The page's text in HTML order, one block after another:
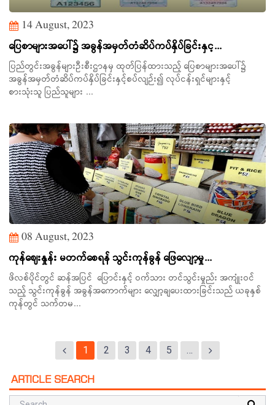
14 August, 2023
ပြေစာများအပေါ်၌ အခွန်အမှတ်တံဆိပ်ကပ်နှိပ်ခြင်းနှင့...
ပြည်တွင်းအခွန်များဦးစီးဌာနမှ ထုတ်ပြန်ထားသည့် ပြေစာများအပေါ်၌
အခွန်အမှတ်တံဆိပ်ကပ်နှိပ်ခြင်းနှင့်စပ်လျဉ်း၍ လုပ်ငန်းရှင်များနှင့်
စားသုံးသူ ပြည်သူများ ...
08 August, 2023
ကုန်ဈေးနှုန်း မတက်စေရန် သွင်းကုန်ခွန် ဖြေလျော့မှု...
ဖိလစ်ပိုင်တွင် ဆန်အပြင် ပြောင်းနှင့် ဝက်သား တင်သွင်းမှုည်း အကျုံးဝင်
သည့် သွင်းကုန်ခွန် အခွန်အကောက်များ လျှော့ချ‌ပေးထားခြင်းသည် ယခုနှစ်
ကုန်တွင် သက်တမ...
1 2 3 4 5 …
ARTICLE SEARCH